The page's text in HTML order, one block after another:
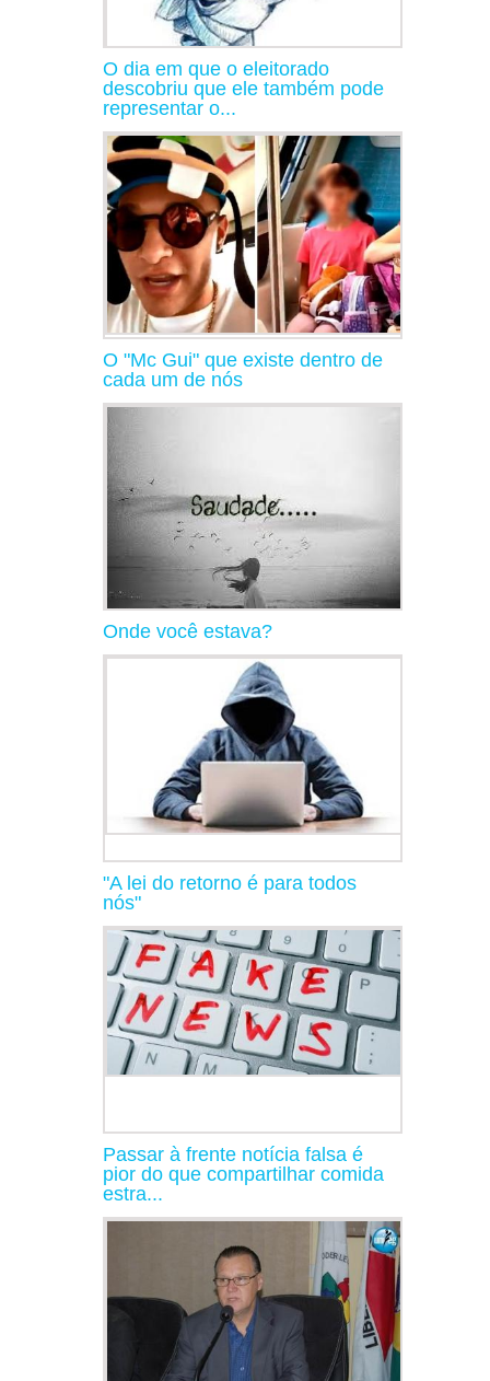
O dia em que o eleitorado
descobriu que ele também pode
representar o...
O "Mc Gui" que existe dentro de
cada um de nós
Onde você estava?
"A lei do retorno é para todos
nós"
Passar à frente notícia falsa é
pior do que compartilhar comida
estra...